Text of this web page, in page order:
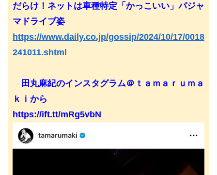
だらけ！ネットは車種特定「かっこいい」パジャ
マドライブ姿
https://www.daily.co.jp/gossip/2024/10/17/0018
241011.shtml
田丸麻紀のインスタグラム＠ｔａｍａｒｕｍａ
ｋｉから
https://ift.tt/mRg5vbN